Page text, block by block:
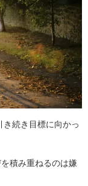
続き目標に向かっ
積み重ねるのは嫌